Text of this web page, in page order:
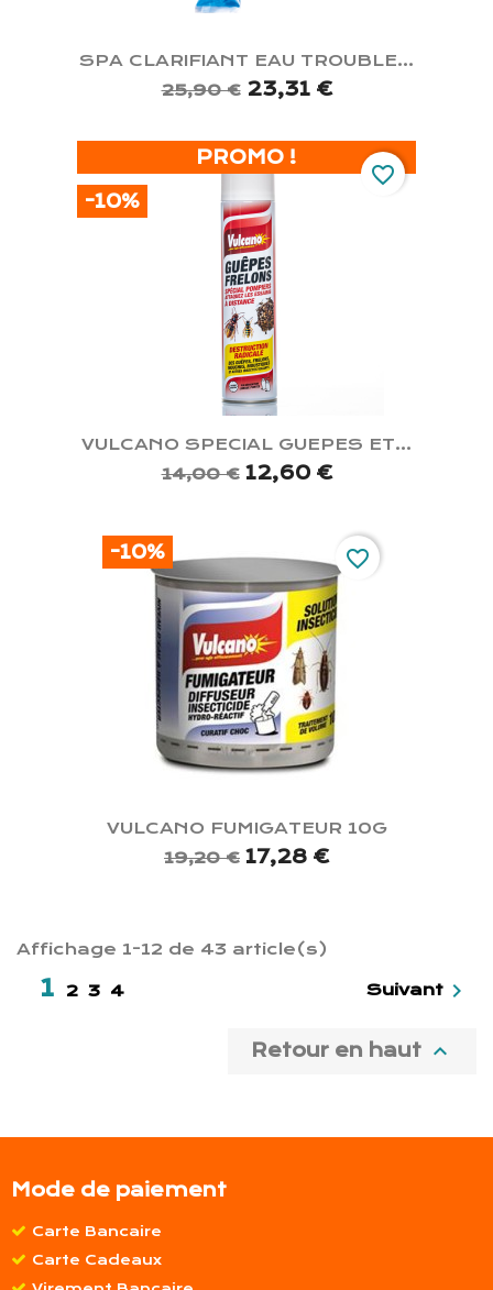
SPA CLARIFIANT EAU TROUBLE...
25,90 € 23,31 €
VULCANO SPECIAL GUEPES ET...
14,00 € 12,60 €
PROMO !
-10%
favorite_border
VULCANO FUMIGATEUR 10G
19,20 € 17,28 €
-10% favorite_border
Affichage 1-12 de 43 article(s)
1 2 3 4 Suivant 
Retour en haut 
Mode de paiement
Carte Bancaire
Carte Cadeaux